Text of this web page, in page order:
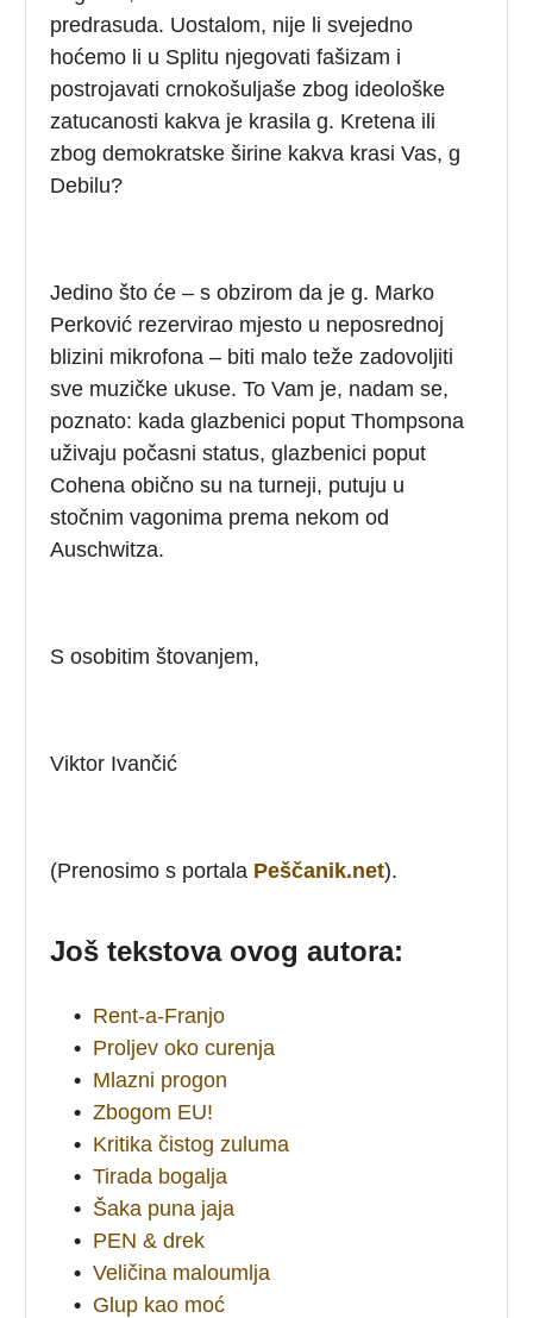
predrasuda. Uostalom, nije li svejedno
hoćemo li u Splitu njegovati fašizam i
postrojavati crnokošuljaše zbog ideološke
zatucanosti kakva je krasila g. Kretena ili
zbog demokratske širine kakva krasi Vas, g
Debilu?
Jedino što će – s obzirom da je g. Marko
Perković rezervirao mjesto u neposrednoj
blizini mikrofona – biti malo teže zadovoljiti
sve muzičke ukuse. To Vam je, nadam se,
poznato: kada glazbenici poput Thompsona
uživaju počasni status, glazbenici poput
Cohena obično su na turneji, putuju u
stočnim vagonima prema nekom od
Auschwitza.
S osobitim štovanjem,
Viktor Ivančić
(Prenosimo s portala Peščanik.net).
Još tekstova ovog autora:
• Rent-a-Franjo
• Proljev oko curenja
• Mlazni progon
• Zbogom EU!
• Kritika čistog zuluma
• Tirada bogalja
• Šaka puna jaja
• PEN & drek
• Veličina maloumlja
• Glup kao moć